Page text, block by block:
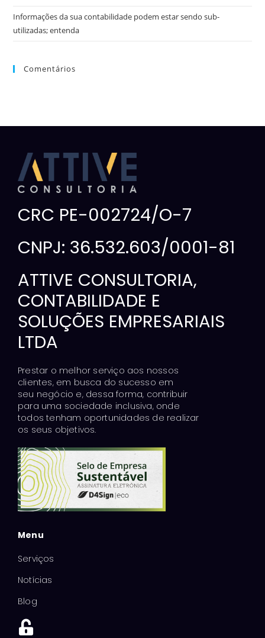
Informações da sua contabilidade podem estar sendo sub-
utilizadas; entenda
Comentários
CRC PE-002724/O-7
CNPJ: 36.532.603/0001-81
ATTIVE CONSULTORIA,
CONTABILIDADE E
SOLUÇÕES EMPRESARIAIS
LTDA
Prestar o melhor serviço aos nossos
clientes, em busca do sucesso em
seu negócio e, dessa forma, contribuir
para uma sociedade inclusiva, onde
todos tenham oportunidades de realizar
os seus objetivos.
Menu
Serviços
Notícias
Blog